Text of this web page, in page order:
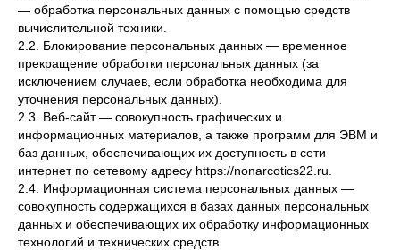
— обработка персональных данных с помощью средств
вычислительной техники.
2.2. Блокирование персональных данных — временное
прекращение обработки персональных данных (за
исключением случаев, если обработка необходима для
уточнения персональных данных).
2.3. Веб-сайт — совокупность графических и
информационных материалов, а также программ для ЭВМ и
баз данных, обеспечивающих их доступность в сети
интернет по сетевому адресу https://nonarcotics22.ru.
2.4. Информационная система персональных данных —
совокупность содержащихся в базах данных персональных
данных и обеспечивающих их обработку информационных
технологий и технических средств.